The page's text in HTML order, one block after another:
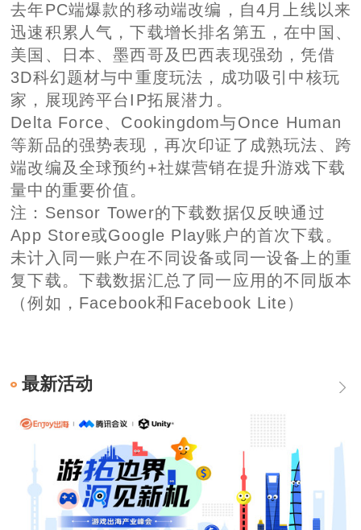
去年PC端爆款的移动端改编，自4月上线以来
迅速积累人气，下载增长排名第五，在中国、
美国、日本、墨西哥及巴西表现强劲，凭借
3D科幻题材与中重度玩法，成功吸引中核玩
家，展现跨平台IP拓展潜力。
Delta Force、Cookingdom与Once Human
等新品的强势表现，再次印证了成熟玩法、跨
端改编及全球预约+社媒营销在提升游戏下载
量中的重要价值。
注：Sensor Tower的下载数据仅反映通过
App Store或Google Play账户的首次下载。
未计入同一账户在不同设备或同一设备上的重
复下载。下载数据汇总了同一应用的不同版本
（例如，Facebook和Facebook Lite）
最新活动